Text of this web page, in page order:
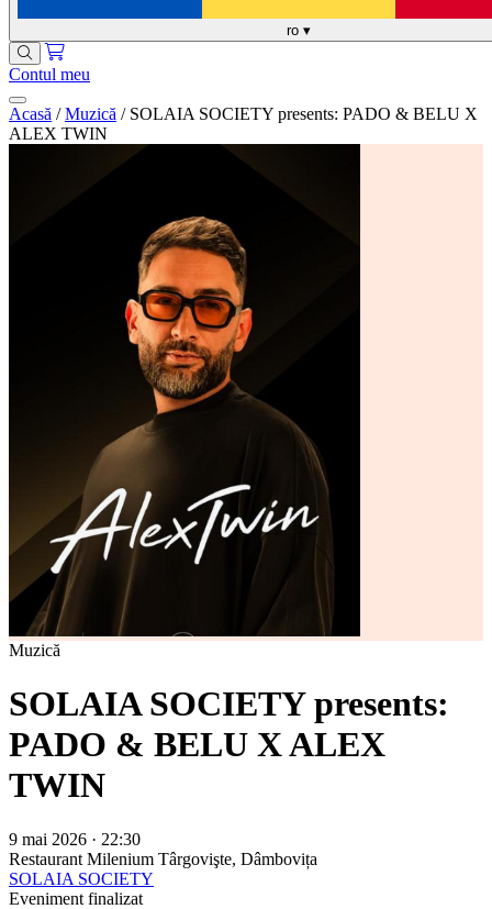
ro ▾
Contul meu
Acasă / Muzică / SOLAIA SOCIETY presents: PADO & BELU X
ALEX TWIN
Muzică
SOLAIA SOCIETY presents:
PADO & BELU X ALEX
TWIN
9 mai 2026 · 22:30
Restaurant Milenium Târgovişte, Dâmbovița
SOLAIA SOCIETY
Eveniment finalizat